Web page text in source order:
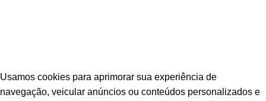
Usamos cookies para aprimorar sua experiência de
navegação, veicular anúncios ou conteúdos personalizados e